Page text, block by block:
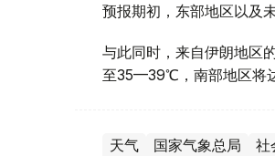
预报期初，东部地区以及
与此同时，来自伊朗地区
至35—39℃，南部地区将
天气 国家气象总局 社